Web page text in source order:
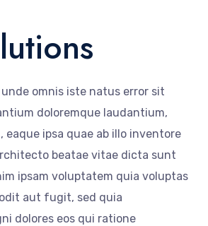
omnis iste natus error sit
doloremque laudantium,
eaque ipsa quae ab illo inventore
beatae vitae dicta sunt
ipsam voluptatem quia voluptas
aut fugit, sed quia
dolores eos qui ratione